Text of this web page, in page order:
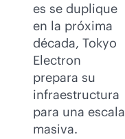
es se duplique
en la próxima
década, Tokyo
Electron
prepara su
infraestructura
para una escala
masiva.